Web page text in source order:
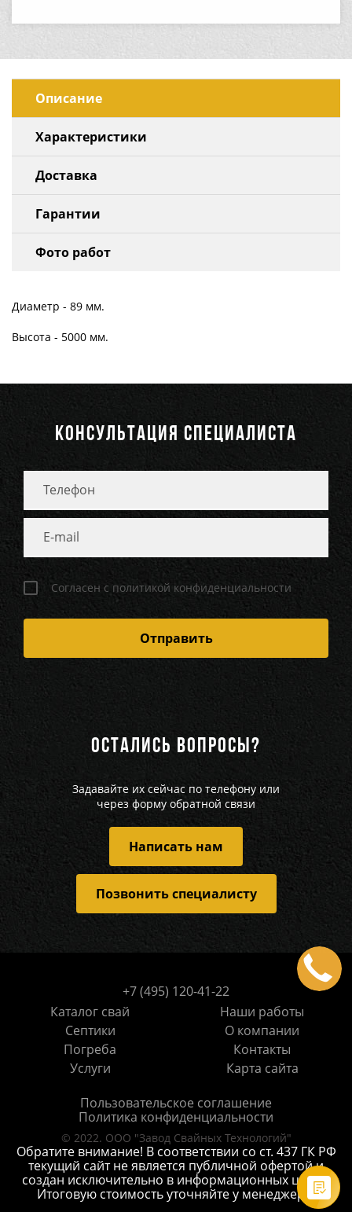
Описание
Характеристики
Доставка
Гарантии
Фото работ
Диаметр - 89 мм.
Высота - 5000 мм.
КОНСУЛЬТАЦИЯ СПЕЦИАЛИСТА
Согласен с политикой конфиденциальности
ОСТАЛИСЬ ВОПРОСЫ?
Задавайте их сейчас по телефону или
через форму обратной связи
Написать нам
Позвонить специалисту
Пользовательское соглашение
Политика конфиденциальности
© 2022. ООО "Завод Свайных Технологий"
Обратите внимание! В соответствии со ст. 437 ГК РФ
текущий сайт не является публичной офертой и
создан исключительно в информационных целях.
Итоговую стоимость уточняйте у менеджера.
+7 (495) 120-41-22
Каталог свай
Септики
Погреба
Услуги
Наши работы
О компании
Контакты
Карта сайта